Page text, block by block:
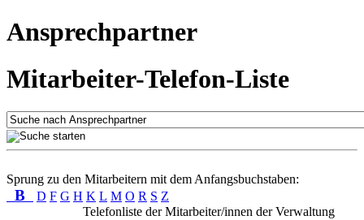
Ansprechpartner
Mitarbeiter-Telefon-Liste
Sprung zu den Mitarbeitern mit dem Anfangsbuchstaben:
B D F G H K L M O R S Z
Telefonliste der Mitarbeiter/innen der Verwaltung